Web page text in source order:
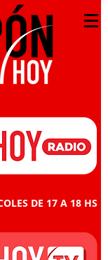
DE 17 A 18 HS